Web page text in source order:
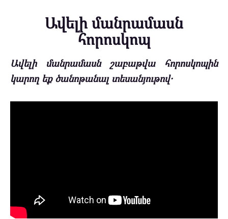
Ավելի մանրամասն
հորոսկոպ
Ավելի մանրամասն շաբաթվա հորոսկոպին
կարող եք ծանոթանալ տեսանյութով․